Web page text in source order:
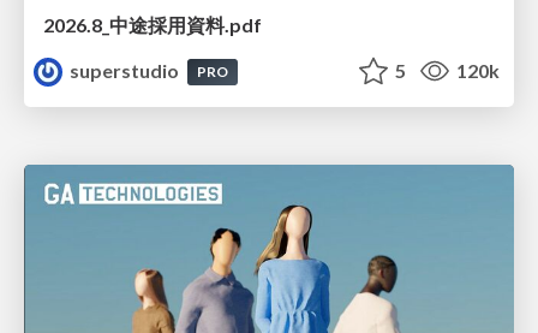
2026.8_中途採用資料.pdf
superstudio
PRO 5 120k